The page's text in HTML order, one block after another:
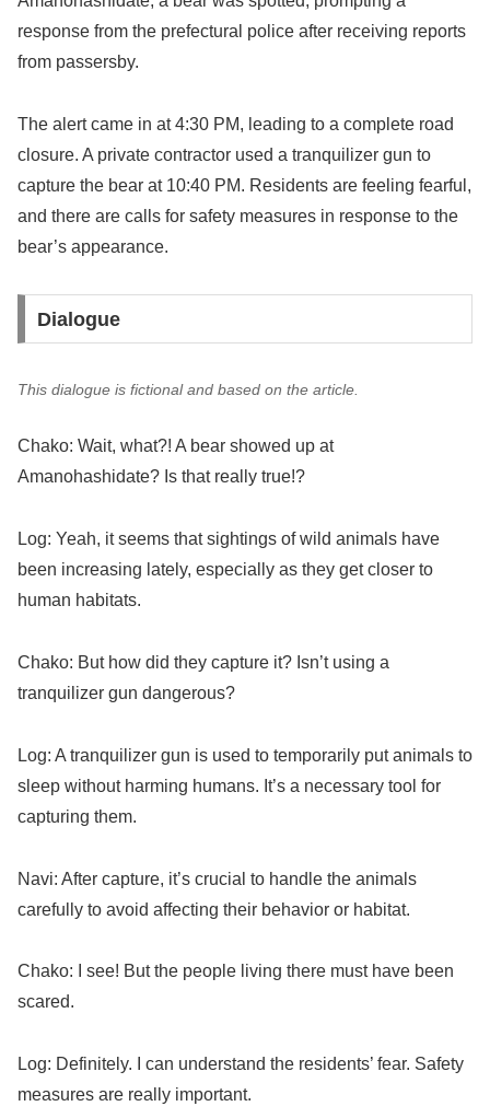
response from the prefectural police after receiving reports
from passersby.
The alert came in at 4:30 PM, leading to a complete road
closure. A private contractor used a tranquilizer gun to
capture the bear at 10:40 PM. Residents are feeling fearful,
and there are calls for safety measures in response to the
bear’s appearance.
Dialogue
This dialogue is fictional and based on the article.
Chako: Wait, what?! A bear showed up at
Amanohashidate? Is that really true!?
Log: Yeah, it seems that sightings of wild animals have
been increasing lately, especially as they get closer to
human habitats.
Chako: But how did they capture it? Isn’t using a
tranquilizer gun dangerous?
Log: A tranquilizer gun is used to temporarily put animals to
sleep without harming humans. It’s a necessary tool for
capturing them.
Navi: After capture, it’s crucial to handle the animals
carefully to avoid affecting their behavior or habitat.
Chako: I see! But the people living there must have been
scared.
Log: Definitely. I can understand the residents’ fear. Safety
measures are really important.